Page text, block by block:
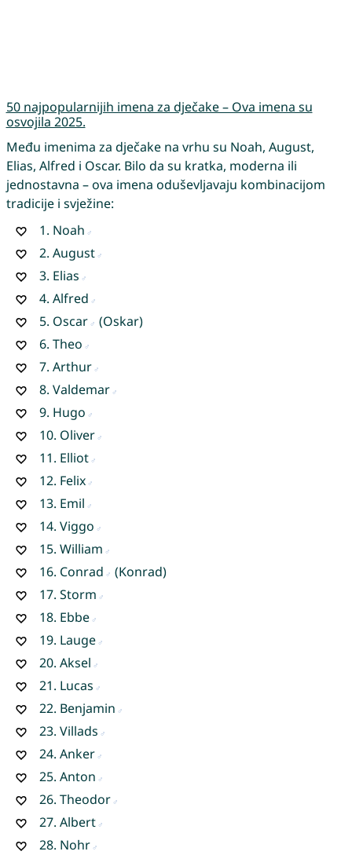
50 najpopularnijih imena za dječake – Ova imena su
osvojila 2025.
Među imenima za dječake na vrhu su Noah, August,
Elias, Alfred i Oscar. Bilo da su kratka, moderna ili
jednostavna – ova imena oduševljavaju kombinacijom
tradicije i svježine:
1. Noah
2. August
3. Elias
4. Alfred
5. Oscar
(Oskar)
6. Theo
7. Arthur
8. Valdemar
9. Hugo
10. Oliver
11. Elliot
12. Felix
13. Emil
14. Viggo
15. William
16. Conrad
(Konrad)
17. Storm
18. Ebbe
19. Lauge
20. Aksel
21. Lucas
22. Benjamin
23. Villads
24. Anker
25. Anton
26. Theodor
27. Albert
28. Nohr